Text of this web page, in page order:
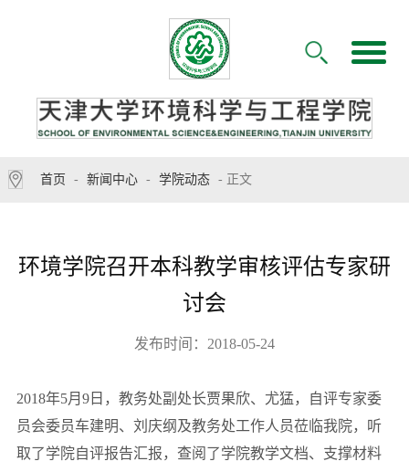
首页 - 新闻中心 - 学院动态 - 正文
环境学院召开本科教学审核评估专家研
讨会
发布时间：2018-05-24
2018年5月9日，教务处副处长贾果欣、尤猛，自评专家委
员会委员车建明、刘庆纲及教务处工作人员莅临我院，听
取了学院自评报告汇报，查阅了学院教学文档、支撑材料